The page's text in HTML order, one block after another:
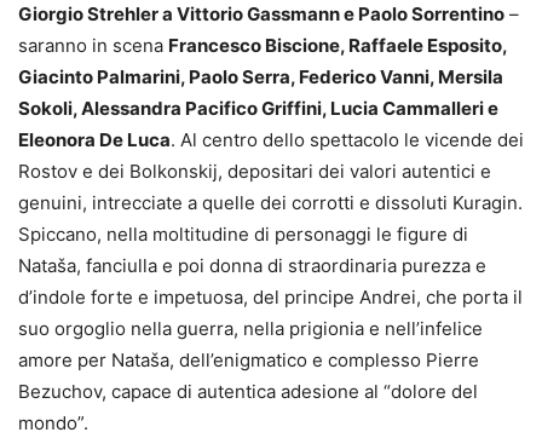
Giorgio Strehler a Vittorio Gassmann e Paolo Sorrentino –
saranno in scena Francesco Biscione, Raffaele Esposito,
Giacinto Palmarini, Paolo Serra, Federico Vanni, Mersila
Sokoli, Alessandra Pacifico Griffini, Lucia Cammalleri e
Eleonora De Luca. Al centro dello spettacolo le vicende dei
Rostov e dei Bolkonskij, depositari dei valori autentici e
genuini, intrecciate a quelle dei corrotti e dissoluti Kuragin.
Spiccano, nella moltitudine di personaggi le figure di
Nataša, fanciulla e poi donna di straordinaria purezza e
d’indole forte e impetuosa, del principe Andrei, che porta il
suo orgoglio nella guerra, nella prigionia e nell’infelice
amore per Nataša, dell’enigmatico e complesso Pierre
Bezuchov, capace di autentica adesione al “dolore del
mondo”.